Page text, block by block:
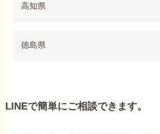
高知県
徳島県
LINEで簡単にご相談できます。